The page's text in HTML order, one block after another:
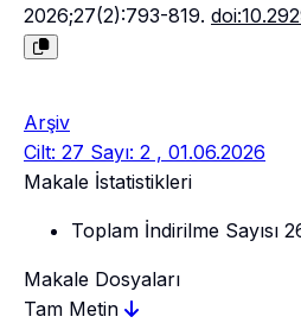
2026;27(2):793-819.
Arşiv
Cilt: 27 Sayı: 2 , 01.06.2026
Makale İstatistikleri
Toplam İndirilme Sayısı
Makale Dosyaları
Tam Metin